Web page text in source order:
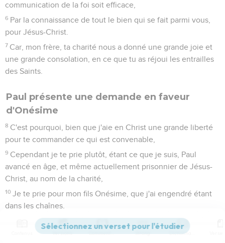
communication de la foi soit efficace,
6 Par la connaissance de tout le bien qui se fait parmi vous,
pour Jésus-Christ.
7 Car, mon frère, ta charité nous a donné une grande joie et
une grande consolation, en ce que tu as réjoui les entrailles
des Saints.
Paul présente une demande en faveur
d'Onésime
8 C'est pourquoi, bien que j'aie en Christ une grande liberté
pour te commander ce qui est convenable,
9 Cependant je te prie plutôt, étant ce que je suis, Paul
avancé en âge, et même actuellement prisonnier de Jésus-
Christ, au nom de la charité,
10 Je te prie pour mon fils Onésime, que j'ai engendré étant
dans les chaînes,
Qui t'a été autrefois inutile, mais qui maintenant te sera
utile, aussi bien qu'à moi, et que je te renvoie.
Versions Commentaires Strong